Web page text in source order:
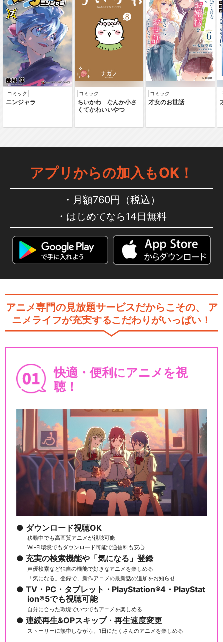
コミック
ニンジャラ
コミック
ちいかわ なんか小さ
くてかわいいやつ
コミック
才女のお世話
アプリからの加入もOK！
月額760円（税込）
はじめてなら14日無料
アニメ専門の見放題サービスだからこその、
ア
ニメライフが充実するこだわりがいっぱい！
快適・便利にアニメを視
聴！
ダウンロード視聴OK
移動中でも高画質アニメが視聴可能
Wi-Fi環境でもダウンロード可能で通信料も安心
充実の検索機能や「気になる」登録
声優検索など独自の機能で好きなアニメを楽しめる
「気になる」登録で、新作アニメの最新話の追加をお知らせ
TV・PC・タブレット・PlayStation®4・PlayStat
ion®5でも視聴可能
自分に合った環境でいつでもアニメを楽しめる
連続再生&OPスキップ・再生速度変更
ストーリーに熱中しながら、1日にたくさんのアニメを楽しめる